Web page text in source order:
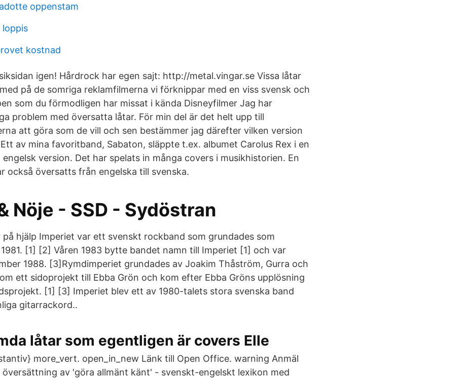
oppenstam
loppis
kostnad
igen! Hårdrock har egen sajt: http://metal.vingar.se Vissa låtar
på de somriga reklamfilmerna vi förknippar med en viss svensk och
som du förmodligen har missat i kända Disneyfilmer Jag har
problem med översatta låtar. För min del är det helt upp till
att göra som de vill och sen bestämmer jag därefter vilken version
av mina favoritband, Sabaton, släppte t.ex. albumet Carolus Rex i en
version. Det har spelats in många covers i musikhistorien. En
också översatts från engelska till svenska.
Nöje - SSD - Sydöstran
hjälp Imperiet var ett svenskt rockband som grundades som
[1] [2] Våren 1983 bytte bandet namn till Imperiet [1] och var
1988. [3]Rymdimperiet grundades av Joakim Thåström, Gurra och
ett sidoprojekt till Ebba Grön och kom efter Ebba Gröns upplösning
[1] [3] Imperiet blev ett av 1980-talets stora svenska band
gitarrackord..
låtar som egentligen är covers Elle
more_vert. open_in_new Länk till Open Office. warning Anmäl
översättning av 'göra allmänt känt' - svenskt-engelskt lexikon med